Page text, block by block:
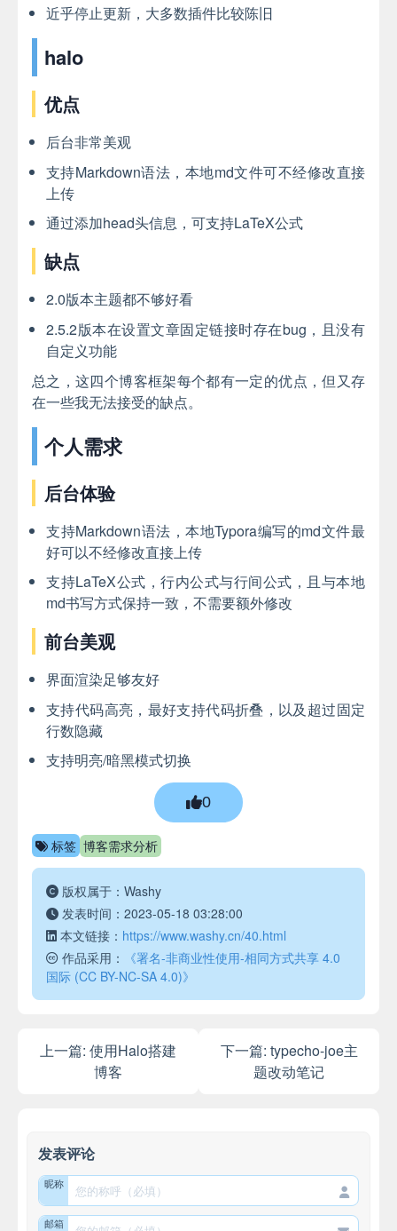
近乎停止更新，大多数插件比较陈旧
halo
优点
后台非常美观
支持Markdown语法，本地md文件可不经修改直接
上传
通过添加head头信息，可支持LaTeX公式
缺点
2.0版本主题都不够好看
2.5.2版本在设置文章固定链接时存在bug，且没有
自定义功能
总之，这四个博客框架每个都有一定的优点，但又存
在一些我无法接受的缺点。
个人需求
后台体验
支持Markdown语法，本地Typora编写的md文件最
好可以不经修改直接上传
支持LaTeX公式，行内公式与行间公式，且与本地
md书写方式保持一致，不需要额外修改
前台美观
界面渲染足够友好
支持代码高亮，最好支持代码折叠，以及超过固定
行数隐藏
支持明亮/暗黑模式切换
0
标签 博客需求分析
版权属于：Washy
发表时间：2023-05-18 03:28:00
本文链接： https://www.washy.cn/40.html
作品采用：
《署名-非商业性使用-相同方式共享 4.0
国际 (CC BY-NC-SA 4.0)》
上一篇: 使用Halo搭建
博客
下一篇: typecho-joe主
题改动笔记
发表评论
昵称
邮箱